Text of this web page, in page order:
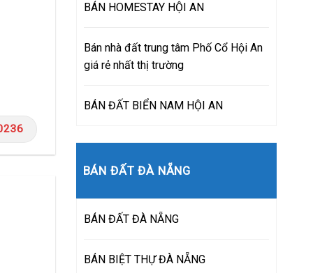
BÁN HOMESTAY HỘI AN
Bán nhà đất trung tâm Phố Cổ Hội An
giá rẻ nhất thị trường
BÁN ĐẤT BIỂN NAM HỘI AN
BÁN ĐẤT ĐÀ NẴNG
BÁN ĐẤT ĐÀ NẴNG
BÁN BIỆT THỰ ĐÀ NẴNG